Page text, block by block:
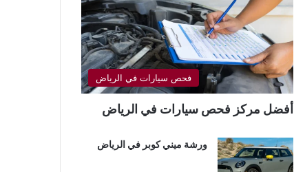
فحص سيارات في الرياض
أفضل مركز فحص سيارات في الرياض
ورشة ميني كوبر في الرياض